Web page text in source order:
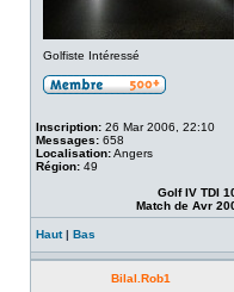
Golfiste Intéressé
Inscription: 26 Mar 2006, 22:10
Messages: 658
Localisation:Angers
Région: 49
Golf IV TDI
Match de Avr
Haut| Bas
Bilal.Rob1